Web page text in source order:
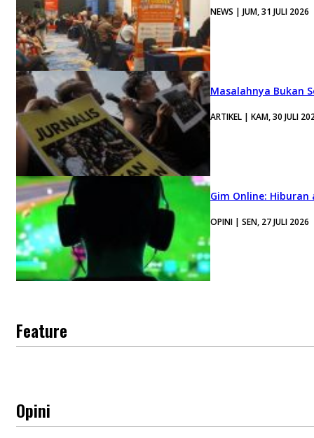
NEWS | JUM, 31 JULI 2026
Masalahnya Bukan
ARTIKEL | KAM, 30 JULI
Gim Online:
OPINI | SEN, 27 JULI 2026
Feature
Opini